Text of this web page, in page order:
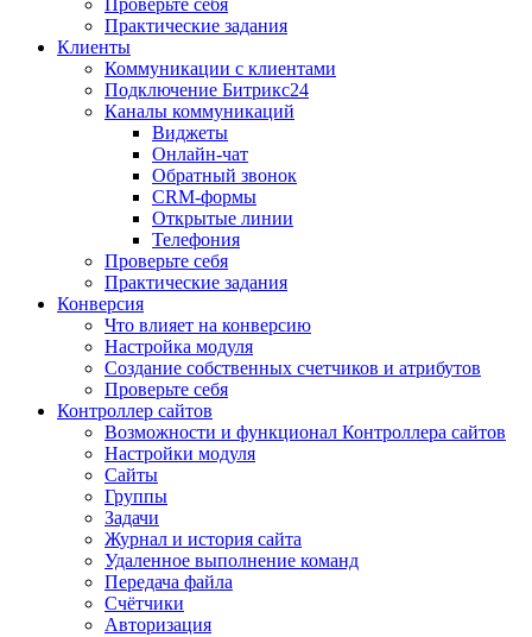
Проверьте себя
Практические задания
Клиенты
Коммуникации с клиентами
Подключение Битрикс24
Каналы коммуникаций
Виджеты
Онлайн-чат
Обратный звонок
CRM-формы
Открытые линии
Телефония
Проверьте себя
Практические задания
Конверсия
Что влияет на конверсию
Настройка модуля
Создание собственных счетчиков и атрибутов
Проверьте себя
Контроллер сайтов
Возможности и функционал Контроллера сайтов
Настройки модуля
Сайты
Группы
Задачи
Журнал и история сайта
Удаленное выполнение команд
Передача файла
Счётчики
Авторизация